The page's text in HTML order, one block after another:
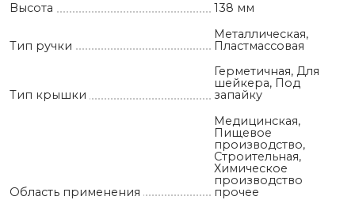
Высота
138 мм
Тип ручки
Металлическая,
Пластмассовая
Тип крышки
Герметичная, Для
шейкера, Под
запайку
Область применения
Медицинская,
Пищевое
производство,
Строительная,
Химическое
производство
прочее